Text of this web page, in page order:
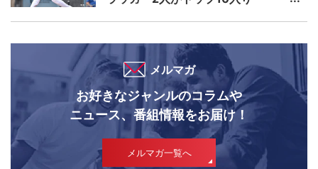
メルマガ
お好きなジャンルのコラムや
ニュース、番組情報をお届け！
メルマガ一覧へ